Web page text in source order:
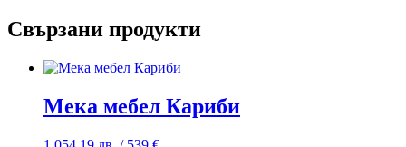
Свързани продукти
Мека мебел Кариби